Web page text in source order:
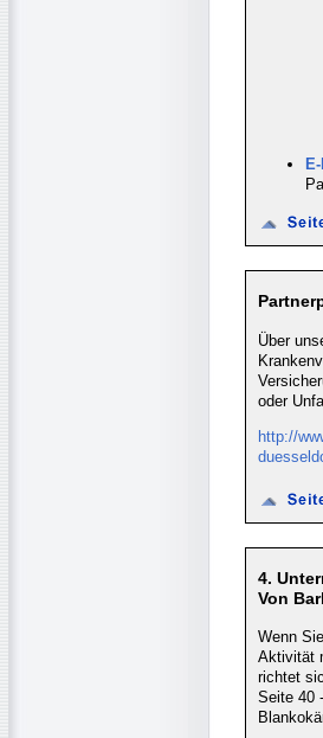
Über
oder
http://
4.
Von
Wenn
Aktivität
richtet
Seite 40